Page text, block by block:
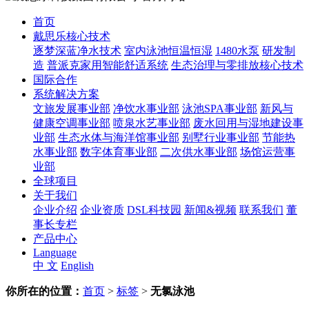
首页
戴思乐核心技术
逐梦深蓝净水技术 室内泳池恒温恒湿 1480水泵 研发制
造 普派克家用智能舒适系统 生态治理与零排放核心技术
国际合作
系统解决方案
文旅发展事业部 净饮水事业部 泳池SPA事业部 新风与
健康空调事业部 喷泉水艺事业部 废水回用与湿地建设事
业部 生态水体与海洋馆事业部 别墅行业事业部 节能热
水事业部 数字体育事业部 二次供水事业部 场馆运营事
业部
全球项目
关于我们
企业介绍 企业资质 DSL科技园 新闻&视频 联系我们 董
事长专栏
产品中心
Language
中 文 English
你所在的位置： 首页 > 标签 > 无氯泳池